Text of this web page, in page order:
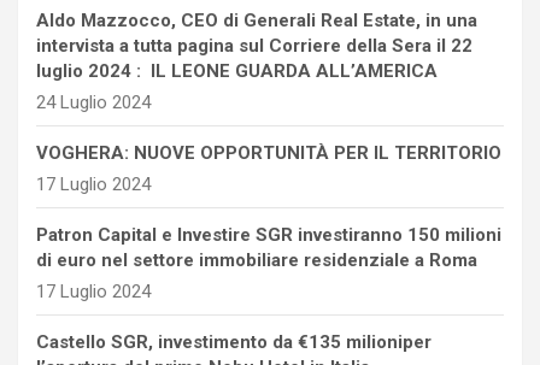
Aldo Mazzocco, CEO di Generali Real Estate, in una
intervista a tutta pagina sul Corriere della Sera il 22
luglio 2024 : IL LEONE GUARDA ALL’AMERICA
24 Luglio 2024
VOGHERA: NUOVE OPPORTUNITÀ PER IL TERRITORIO
17 Luglio 2024
Patron Capital e Investire SGR investiranno 150 milioni
di euro nel settore immobiliare residenziale a Roma
17 Luglio 2024
Castello SGR, investimento da €135 milioniper